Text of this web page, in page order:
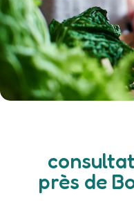
près de